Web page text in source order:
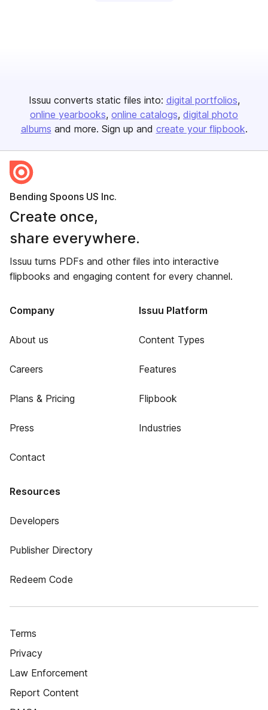
Issuu converts static files into: digital portfolios
online yearbooks online catalogs digital photo
albums and more. Sign up and create your flipbook.
Bending Spoons US Inc.
Create once,
share everywhere.
Issuu turns PDFs and other files into interactive
flipbooks and engaging content for every channel.
Company
About us
Careers
Plans & Pricing
Press
Contact
Issuu Platform
Content Types
Features
Flipbook
Industries
Resources
Developers
Publisher Directory
Redeem Code
Terms
Privacy
Law Enforcement
Report Content